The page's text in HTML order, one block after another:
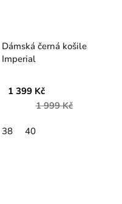
Dámská černá košile
Imperial
1 399 Kč
1 999 Kč
38 40